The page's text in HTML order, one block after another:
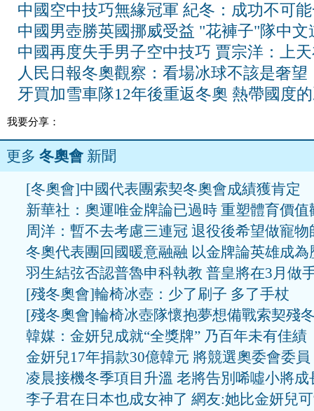
中國空中技巧無緣冠軍 紀冬：成功不可
中國男壺勝英國挪威受益 "花褲子"隊中文
中國再度失手男子空中技巧 賈宗洋：上
人民日報冬奧觀察：看場冰球不該是奢望
牙買加雪車隊12年後重返冬奧 熱帶國度
我要分享：
更多 冬奧會新聞
[冬奧會]中國代表團索契冬奧會成績獲肯定
新華社：奧運唯金牌論已過時 重塑體育價值
周洋：暫不去考慮三連冠 退役後希望做寵物
冬奧代表團回國暖意融融 以金牌論英雄成為
羽生結弦否認普魯申科執教 普皇將在3月做
[殘冬奧會]輪椅冰壺：少了刷子 多了手杖
[殘冬奧會]輪椅冰壺隊懷抱夢想備戰索契殘
韓媒：金妍兒成就“全獎牌” 乃百年未有佳績
金妍兒17年捐款30億韓元 將競選奧委會委員
凌晨接機冬季項目升溫 老將告別唏噓小將成
李子君在日本也成女神了 網友:她比金妍兒